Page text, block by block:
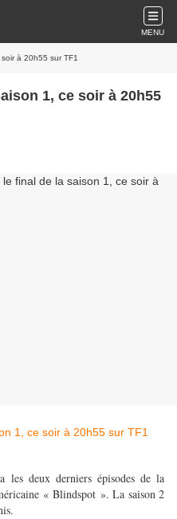
MENU
à 20h55 sur TF1
1, ce soir à 20h55
les deux derniers épisodes de la
« Blindspot ». La saison 2